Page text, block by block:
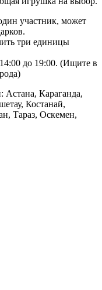
участник, может
три единицы
до 19:00. (Ищите в
Караганда,
Костанай,
Тараз, Оскемен,